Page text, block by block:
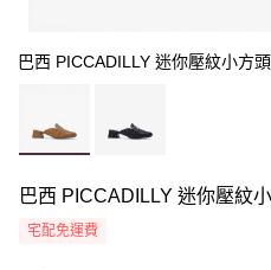
巴西 PICCADILLY 迷你壓紋小方
巴西 PICCADILLY 迷你壓紋
宅配免運費